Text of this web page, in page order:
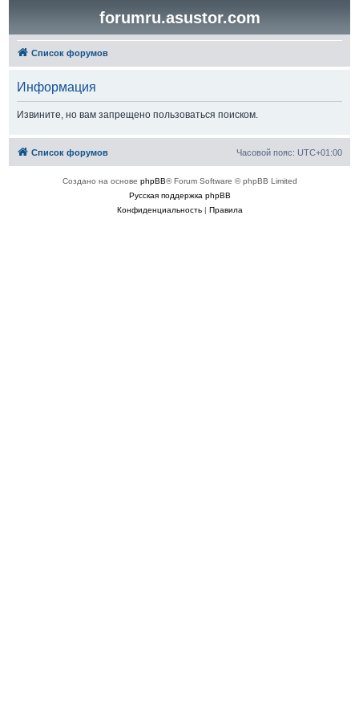
forumru.asustor.com
Список форумов
Информация
Извините, но вам запрещено пользоваться поиском.
Список форумов Часовой пояс: UTC+01:00
Создано на основе phpBB® Forum Software © phpBB Limited
Русская поддержка phpBB
Конфиденциальность| Правила